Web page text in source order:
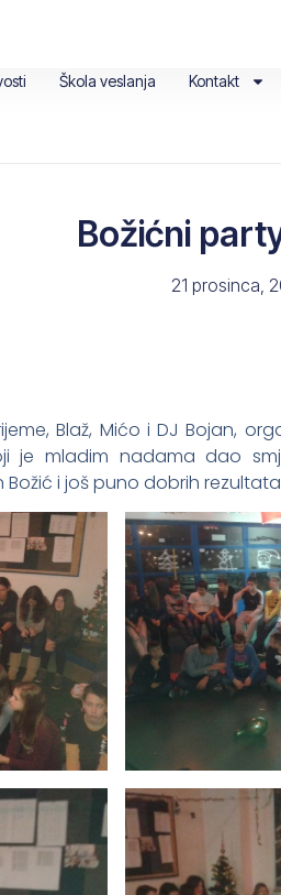
Škola veslanja Kontakt
Božićni
21 prosinca,
Blaž, Mićo i DJ Bojan,
je mladim nadama dao
i još puno dobrih